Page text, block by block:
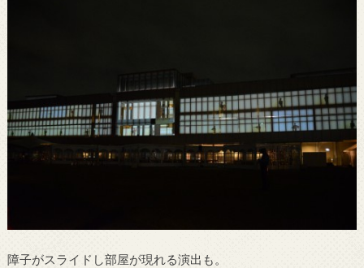
障子がスライドし部屋が現れる演出も。